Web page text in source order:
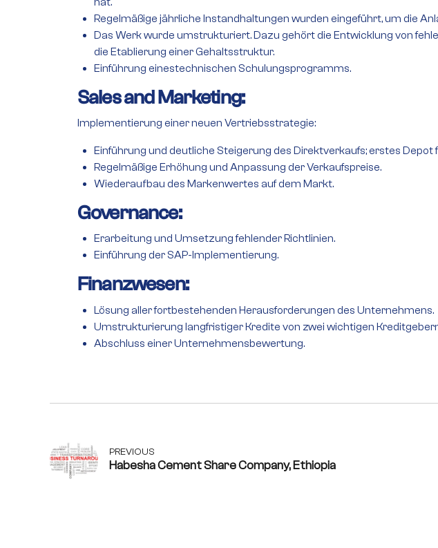
Regelmäßige jährliche Instandhaltungen wurden eingeführt, um die
Das Werk wurde umstrukturiert. Dazu gehört die Entwicklung von
die Etablierung einer Gehaltsstruktur.
Einführung einestechnischen Schulungsprogramms.
Sales and Marketing:
Implementierung einer neuen Vertriebsstrategie:
Einführung und deutliche Steigerung des Direktverkaufs; erstes Depot
Regelmäßige Erhöhung und Anpassung der Verkaufspreise.
Wiederaufbau des Markenwertes auf dem Markt.
Governance:
Erarbeitung und Umsetzung fehlender Richtlinien.
Einführung der SAP-Implementierung.
Finanzwesen:
Lösung aller fortbestehenden Herausforderungen des Unternehmens.
Umstrukturierung langfristiger Kredite von zwei wichtigen
Abschluss einer Unternehmensbewertung.
PREVIOUS
Habesha Cement Share Company, Ethiopia